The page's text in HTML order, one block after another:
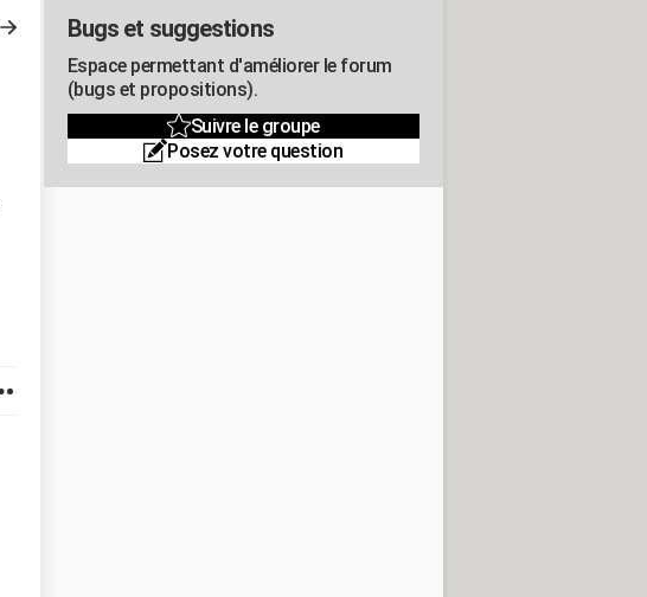
Bugs et suggestions
Espace permettant d'améliorer le forum
(bugs et propositions).
Suivre le groupe
Posez votre question